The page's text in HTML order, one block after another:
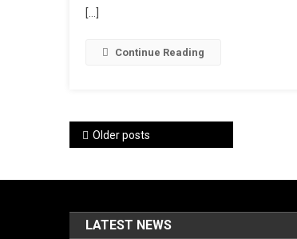
[…]
Continue Reading
Posts
Older posts
LATEST NEWS